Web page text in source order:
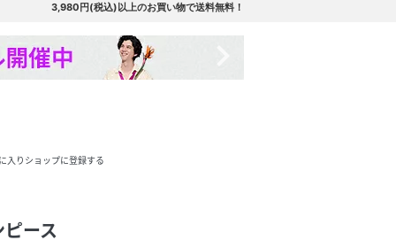
3,980円(税込)以上のお買い物で送料無料！
入りショップに登録する
ース